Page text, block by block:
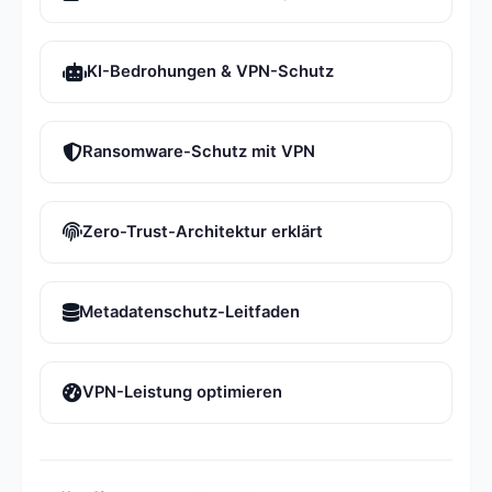
KI-Bedrohungen & VPN-Schutz
Ransomware-Schutz mit VPN
Zero-Trust-Architektur erklärt
Metadatenschutz-Leitfaden
VPN-Leistung optimieren